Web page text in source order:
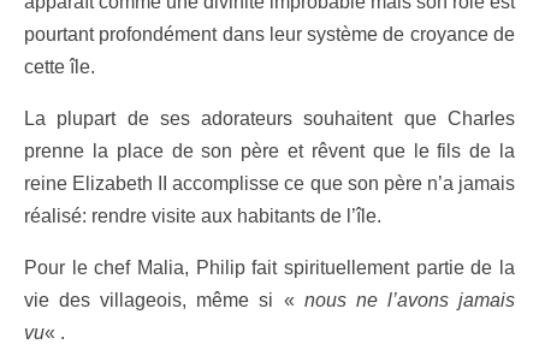
pourtant profondément dans leur système de croyance de
cette île.
La plupart de ses adorateurs souhaitent que Charles
prenne la place de son père et rêvent que le fils de la
reine Elizabeth II accomplisse ce que son père n’a jamais
réalisé: rendre visite aux habitants de l’île.
Pour le chef Malia, Philip fait spirituellement partie de la
vie des villageois, même si « nous ne l’avons jamais
vu« .